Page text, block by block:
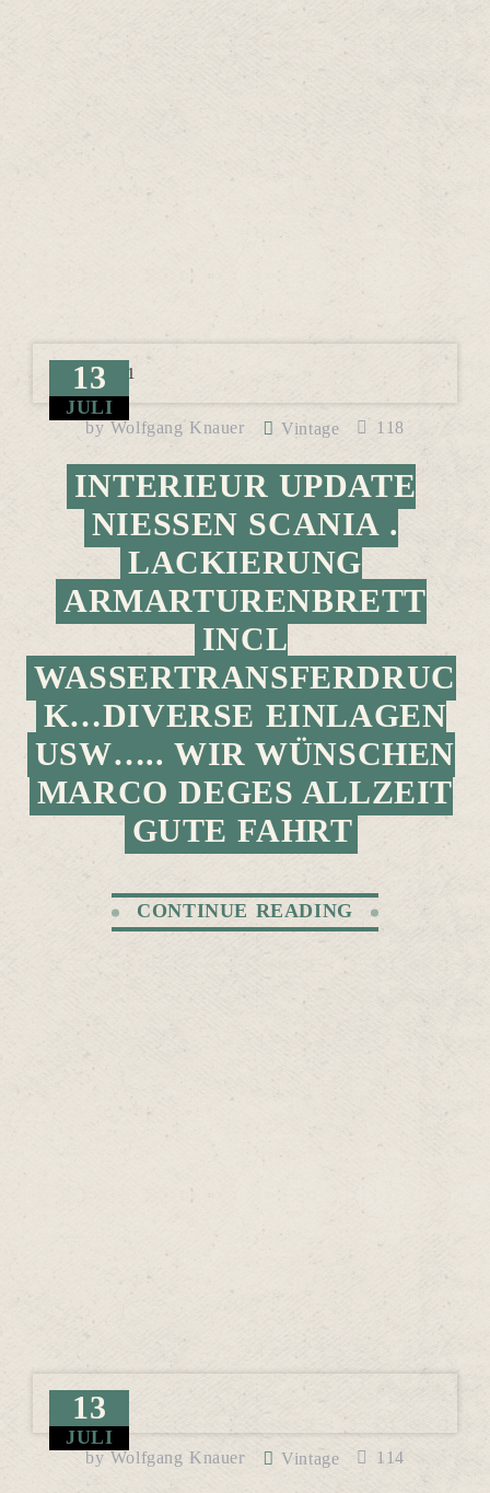
13
JULI
by Wolfgang Knauer Vintage 118
INTERIEUR UPDATE
NIESSEN SCANIA .
LACKIERUNG
ARMARTURENBRETT
INCL
WASSERTRANSFERDRUC
K…DIVERSE EINLAGEN
USW….. WIR WÜNSCHEN
MARCO DEGES ALLZEIT
GUTE FAHRT
CONTINUE READING
13
JULI
by Wolfgang Knauer Vintage 114